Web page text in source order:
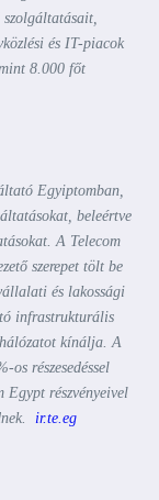
szolgáltatásait,
és IT-piacok
8.000 főt
Egyiptomban,
beleértve
A Telecom
szerepet tölt be
és lakossági
infrastrukturális
kínálja. A
részesedéssel
Egypt részvényeivel
ir.te.eg